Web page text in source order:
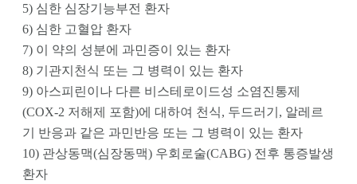
5) 심한 심장기능부전 환자
6) 심한 고혈압 환자
7) 이 약의 성분에 과민증이 있는 환자
8) 기관지천식 또는 그 병력이 있는 환자
9) 아스피린이나 다른 비스테로이드성 소염진통제
(COX-2 저해제 포함)에 대하여 천식, 두드러기, 알레르
기 반응과 같은 과민반응 또는 그 병력이 있는 환자
10) 관상동맥(심장동맥) 우회로술(CABG) 전후 통증발생
환자